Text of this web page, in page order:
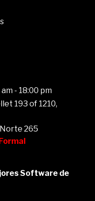
- 18:00 pm
193 of 1210,
265
Software de